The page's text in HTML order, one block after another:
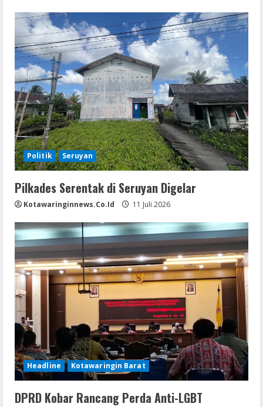
Politik Seruyan
Pilkades Serentak di Seruyan Digelar
Kotawaringinnews.co.id 11 Juli 2026
Headline Kotawaringin Barat
DPRD Kobar Rancang Perda Anti-LGBT